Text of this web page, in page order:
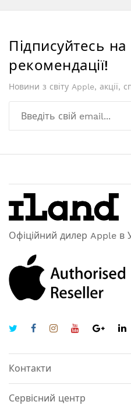
Підписуйтесь
рекомендації!
Новини з світу Apple, акції,
Офіційний дилер Apple в
Контакти
Сервісний центр